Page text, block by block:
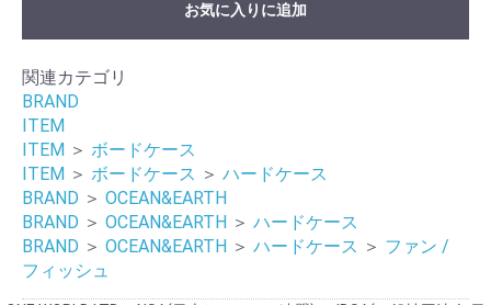
お気に入りに追加
関連カテゴリ
BRAND
ITEM
ITEM ＞ ボードケース
ITEM ＞ ボードケース ＞ ハードケース
BRAND ＞ OCEAN&EARTH
BRAND ＞ OCEAN&EARTH ＞ ハードケース
BRAND ＞ OCEAN&EARTH ＞ ハードケース ＞ ファン /
フィッシュ